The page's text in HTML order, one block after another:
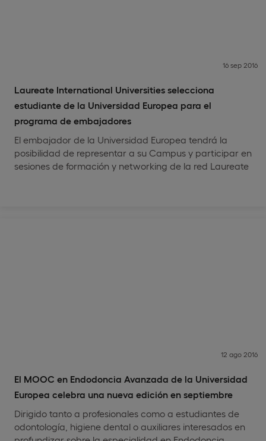
Laureate International Universities selecciona
estudiante de la Universidad Europea para el
programa de embajadores
16 sep 2016
El embajador de la Universidad Europea tendrá la
posibilidad de representar a su Campus y participar en
sesiones de formación y networking de la red Laureate
El MOOC en Endodoncia Avanzada de la Universidad
Europea celebra una nueva edición en septiembre
12 ago 2016
Dirigido tanto a profesionales como a estudiantes de
odontología, higiene dental o auxiliares interesados en